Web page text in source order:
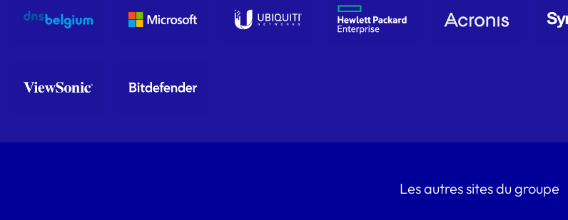
Les autres sites du groupe